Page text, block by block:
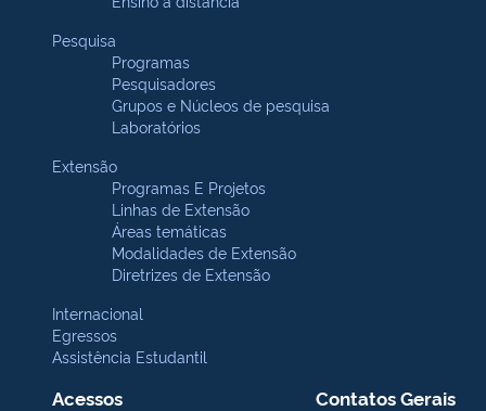
Pesquisa
Programas
Pesquisadores
Grupos e Núcleos de pesquisa
Laboratórios
Extensão
Programas E Projetos
Linhas de Extensão
Áreas temáticas
Modalidades de Extensão
Diretrizes de Extensão
Internacional
Egressos
Assistência Estudantil
Acessos Contatos Gerais